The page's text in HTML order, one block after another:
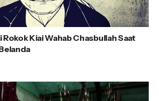
Kiai Wahab Chasbullah Saat